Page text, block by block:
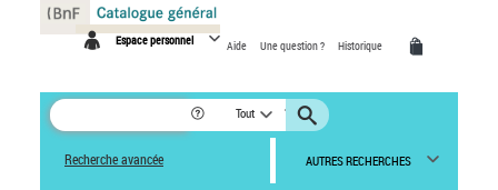
Espace personnel Aide Une question ? Historique
Tout
Recherche avancée AUTRES RECHERCHES
Panneau de gestion des cookies